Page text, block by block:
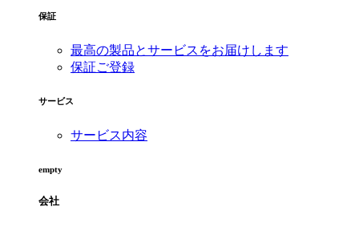
保証
最高の製品とサービスをお届けします
保証ご登録
サービス
サービス内容
empty
会社